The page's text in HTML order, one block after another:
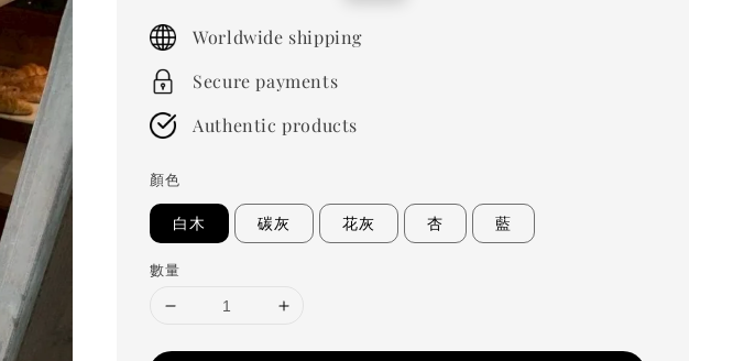
Worldwide shipping
Secure payments
Authentic products
顏色
白木 碳灰 花灰 杏 藍
數量